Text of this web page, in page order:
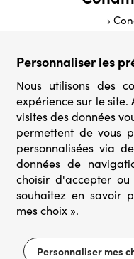
Prix conseillé 14,95€
5,98€
›
›
›
›
© Go-
Personnaliser les
Nous utilisons des
expérience sur le site.
visites des données
permettent de vous
personnalisées via
données de
choisir d'accepter
souhaitez en savoir
mes choix ».
Personnaliser mes